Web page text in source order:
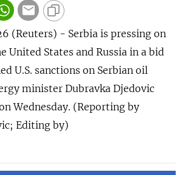
(Reuters) - Serbia is pressing on
United States and Russia in a bid
U.S. sanctions on Serbian oil
minister Dubravka Djedovic
Wednesday. (Reporting by
Editing by)